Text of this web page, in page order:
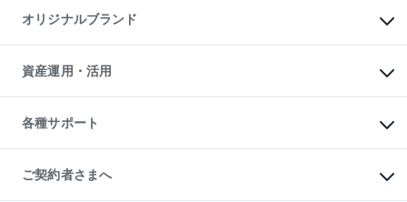
アパート経営
収益物件
ビル購入（ビル一棟）
投資用不動産の売却査定
事業用不動産の売却査定
マンションライブラリー
人気マンションランキング
暮らしに役立つ不動産メディア
不動産相場・不動産価格情報
不動産コラム・ニュース
不動産用語集
不動産なんでもネット相談室
住まいの税金
オリジナルブランド
一棟リノベーションマンション
L`GENTE（ルジェンテ）
区分リノベーションマンション
投資用一棟レジデンスWELL
不動産小口投資
LEGACIA（レガシア）
資産運用・活用
不動産M&A
アセットマネジメント・出資
各種サポート
相続サポート
リフォームサポート
ご契約者さまへ